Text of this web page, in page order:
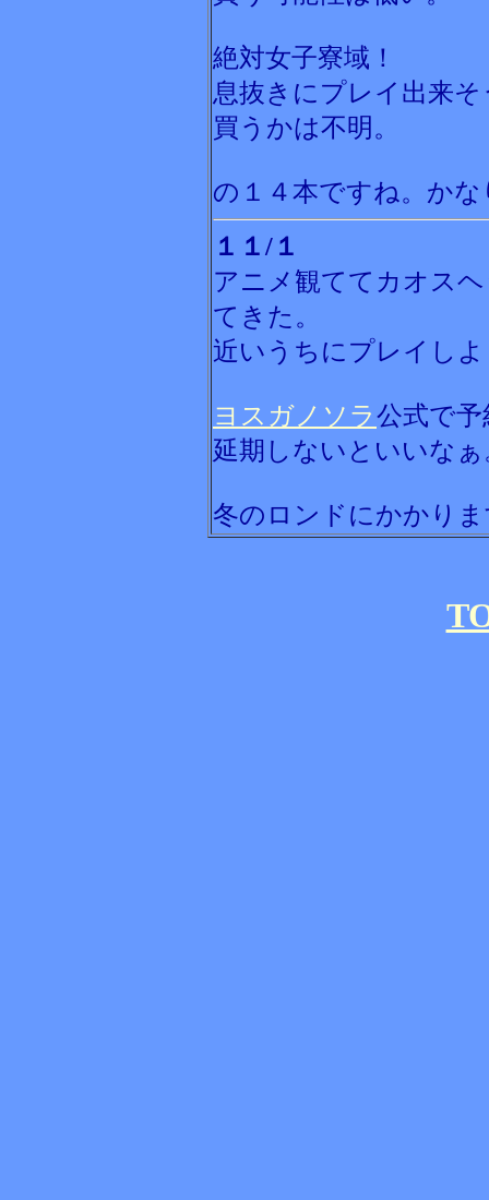
絶対女子寮域！
息抜きにプレイ出来
買うかは不明。
の１４本ですね。か
１１/１
アニメ観ててカオス
てきた。
近いうちにプレイし
ヨスガノソラ公式で
延期しないといいなぁ
冬のロンドにかかり